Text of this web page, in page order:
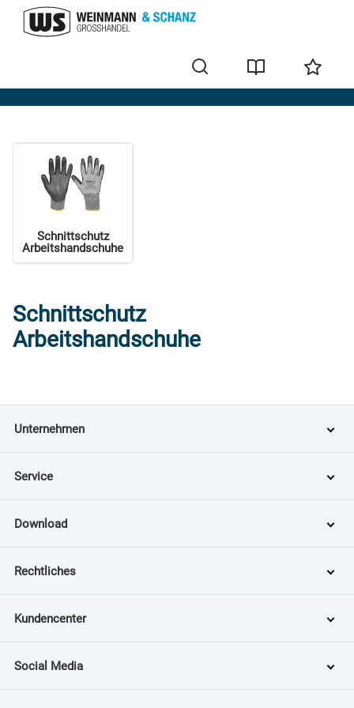
Handschuhe
Schnittschutz
Arbeitshandschuhe
Schnittschutz
Arbeitshandschuhe
Unternehmen
Service
Download
Rechtliches
Kundencenter
Social Media